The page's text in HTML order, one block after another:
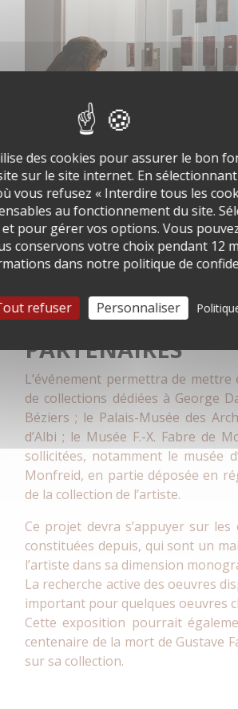
PARTENAIRES
L’événement permettra de mettre
de collections dédiées à George
Béziers ; le Palais-Musée des
d’Albi ; le Musée F.-X. Fabre de
sollicitées, notamment le musée
Monfreid, en partie déposée en
de la collection de l’artiste.
Ce projet devra s’appuyer sur
constituées depuis, qui sont un
l’artiste dans sa dimension
La recherche active des oeuvres
important pour quelques oeuvres
Cette exposition pourrait
centenaire de la mort de Gustave
sur sa collection.
des cookies pour assurer le bon
sur le site internet. En
vous refusez « Interdire tous les
au fonctionnement du site.
pour gérer vos options. Vous
conservons votre choix pendant 12
dans notre politique de
refuser Personnaliser